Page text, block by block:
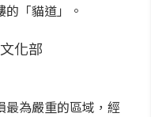
「貓道」。
最為嚴重的區域，經